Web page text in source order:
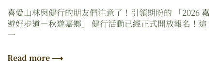
喜愛山林與健行的朋友們注意了！引領期盼的 「2026 嘉
遊好步道－秋遊嘉鄉」 健行活動已經正式開放報名！這
一
Read more ⟶